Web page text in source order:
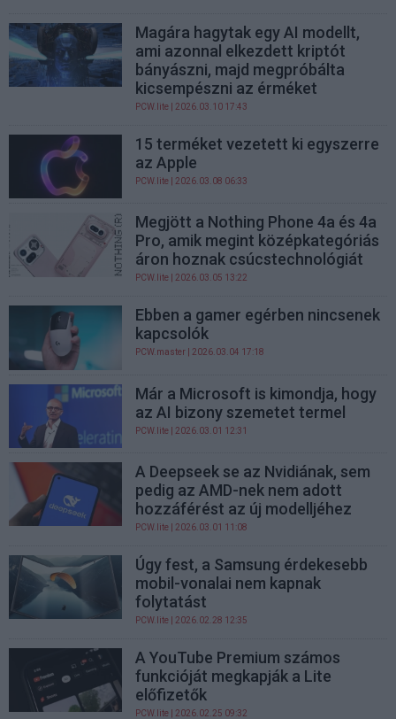
Magára hagytak egy AI modellt,
ami azonnal elkezdett kriptót
bányászni, majd megpróbálta
kicsempészni az érméket
PCW.lite | 2026.03.10 17:43
15 terméket vezetett ki egyszerre
az Apple
PCW.lite | 2026.03.08 06:33
Megjött a Nothing Phone 4a és 4a
Pro, amik megint középkategóriás
áron hoznak csúcstechnológiát
PCW.lite | 2026.03.05 13:22
Ebben a gamer egérben nincsenek
kapcsolók
PCW.master | 2026.03.04 17:18
Már a Microsoft is kimondja, hogy
az AI bizony szemetet termel
PCW.lite | 2026.03.01 12:31
A Deepseek se az Nvidiának, sem
pedig az AMD-nek nem adott
hozzáférést az új modelljéhez
PCW.lite | 2026.03.01 11:08
Úgy fest, a Samsung érdekesebb
mobil-vonalai nem kapnak
folytatást
PCW.lite | 2026.02.28 12:35
A YouTube Premium számos
funkcióját megkapják a Lite
előfizetők
PCW.lite | 2026.02.25 09:32